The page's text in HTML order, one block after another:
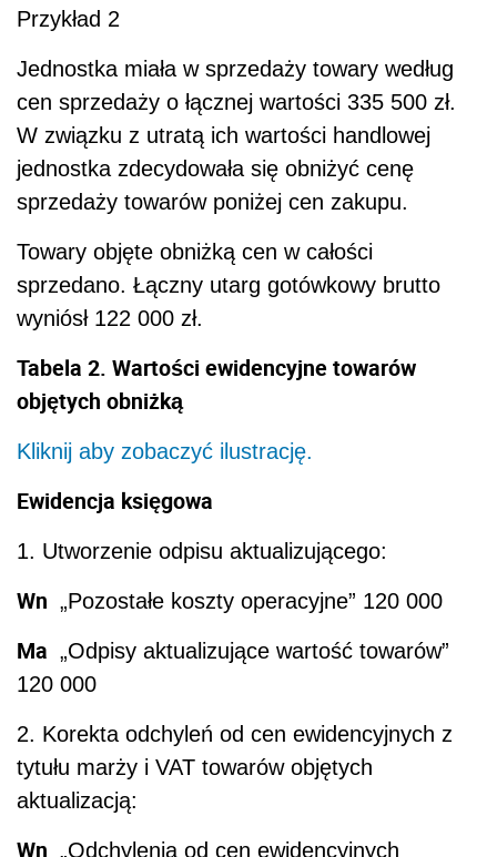
Przykład 2
Jednostka miała w sprzedaży towary według
cen sprzedaży o łącznej wartości 335 500 zł.
W związku z utratą ich wartości handlowej
jednostka zdecydowała się obniżyć cenę
sprzedaży towarów poniżej cen zakupu.
Towary objęte obniżką cen w całości
sprzedano. Łączny utarg gotówkowy brutto
wyniósł 122 000 zł.
Tabela 2. Wartości ewidencyjne towarów
objętych obniżką
Kliknij aby zobaczyć ilustrację.
Ewidencja księgowa
1. Utworzenie odpisu aktualizującego:
Wn „Pozostałe koszty operacyjne” 120 000
Ma „Odpisy aktualizujące wartość towarów”
120 000
2. Korekta odchyleń od cen ewidencyjnych z
tytułu marży i VAT towarów objętych
aktualizacją:
Wn „Odchylenia od cen ewidencyjnych